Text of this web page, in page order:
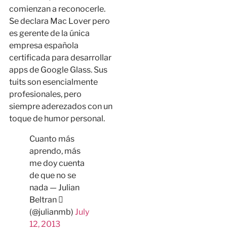
comienzan a reconocerle.
Se declara Mac Lover pero
es gerente de la única
empresa española
certificada para desarrollar
apps de Google Glass. Sus
tuits son esencialmente
profesionales, pero
siempre aderezados con un
toque de humor personal.
Cuanto más
aprendo, más
me doy cuenta
de que no se
nada — Julian
Beltran 
(@julianmb) July
12, 2013